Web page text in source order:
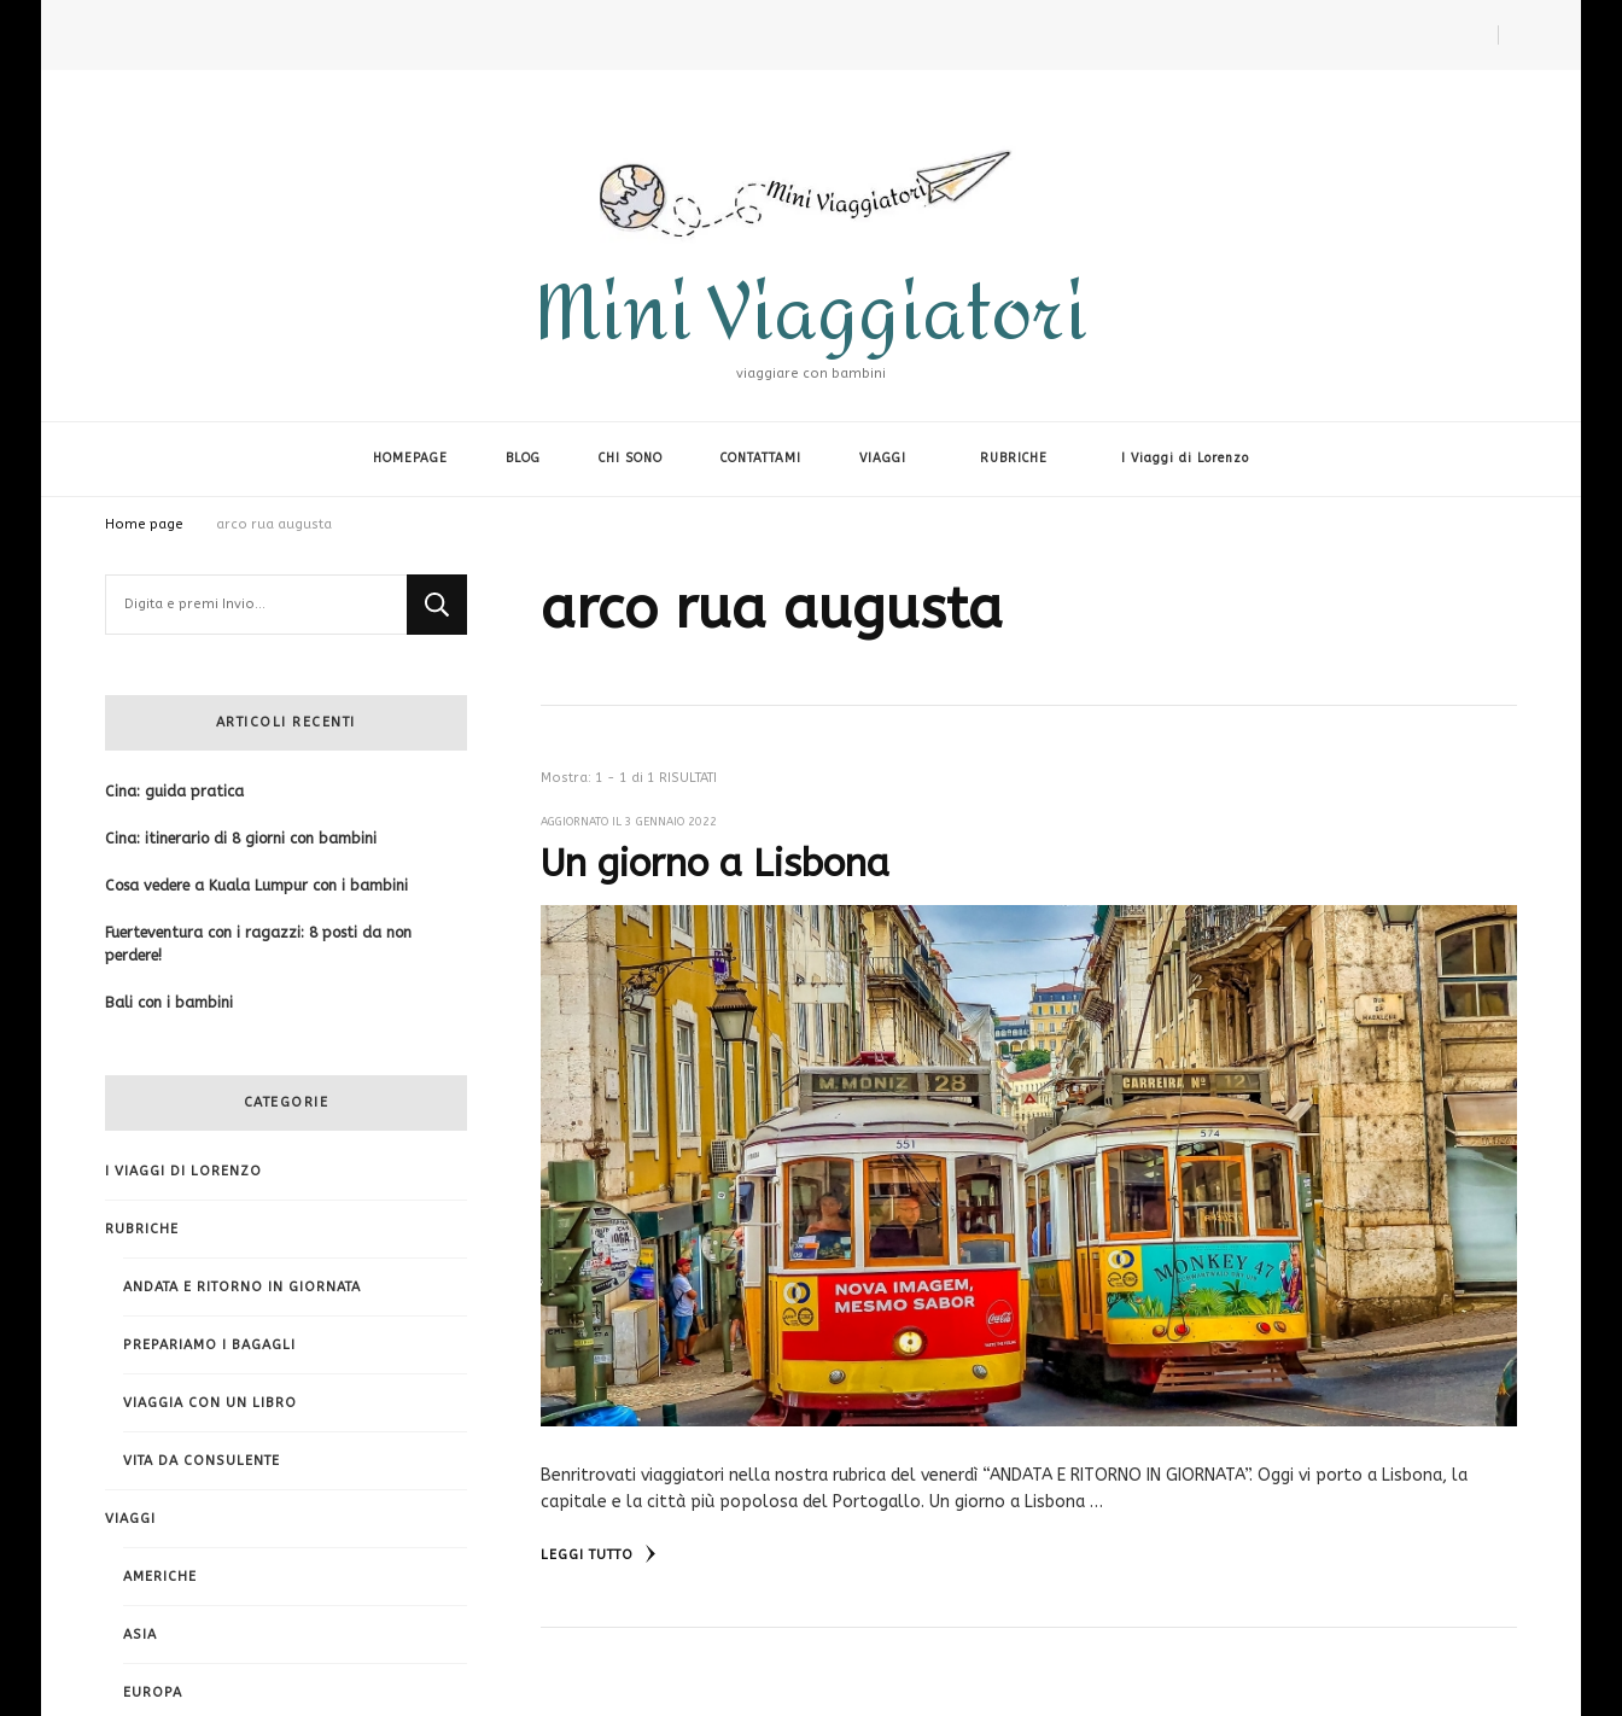
Mini Viaggiatori
viaggiare con bambini
HOMEPAGE BLOG CHI SONO CONTATTAMI VIAGGI RUBRICHE I Viaggi di Lorenzo
Home page arco rua augusta
arco rua augusta
Mostra: 1 - 1 di 1 RISULTATI
AGGIORNATO IL3 GENNAIO 2022
Un giorno a Lisbona
Benritrovati viaggiatori nella nostra rubrica del venerdì “ANDATA E RITORNO IN GIORNATA”. Oggi vi porto a Lisbona, la
capitale e la città più popolosa del Portogallo. Un giorno a Lisbona …
LEGGI TUTTO
qualcosa?
ARTICOLI RECENTI
Cina: guida pratica
Cina: itinerario di 8 giorni con bambini
Cosa vedere a Kuala Lumpur con i bambini
Fuerteventura con i ragazzi: 8 posti da non
perdere!
Bali con i bambini
CATEGORIE
I VIAGGI DI LORENZO
RUBRICHE
ANDATA E RITORNO IN GIORNATA
PREPARIAMO I BAGAGLI
VIAGGIA CON UN LIBRO
VITA DA CONSULENTE
VIAGGI
AMERICHE
ASIA
EUROPA